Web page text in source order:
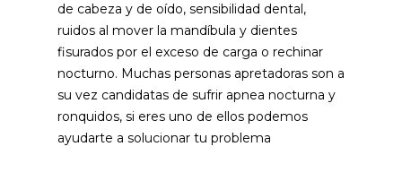
de cabeza y de oído, sensibilidad dental,
ruidos al mover la mandíbula y dientes
fisurados por el exceso de carga o rechinar
nocturno. Muchas personas apretadoras son a
su vez candidatas de sufrir apnea nocturna y
ronquidos, si eres uno de ellos podemos
ayudarte a solucionar tu problema